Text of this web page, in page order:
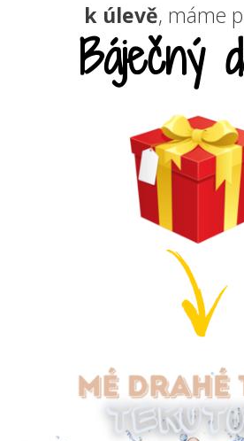
k úlevě, máme
Báječný